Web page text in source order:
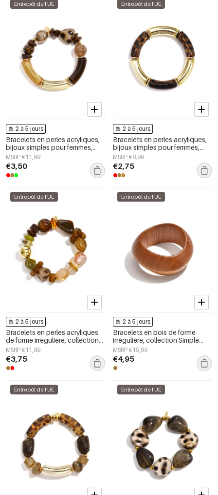
Entrepôt de l'UE
2 à 5 jours
Bracelets en perles acryliques,
bijoux simples pour femmes,
collection Daily Simple
MSRP €11,99
€3,50
Entrepôt de l'UE
2 à 5 jours
Bracelets en perles acryliques,
bijoux simples pour femmes,
collection Daily Simple
MSRP €8,99
€2,75
Entrepôt de l'UE
2 à 5 jours
Bracelets en perles acryliques
de forme irrégulière, collection
Simple Daily Simple, bijoux pour
femmes
MSRP €11,99
€3,75
Entrepôt de l'UE
2 à 5 jours
Bracelets en bois de forme
irrégulière, collection Simple
Daily Simple, bijoux pour
femmes
MSRP €15,99
€4,95
Entrepôt de l'UE Entrepôt de l'UE